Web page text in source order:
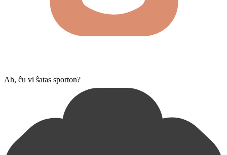
Ah, ĉu vi ŝatas sporton?